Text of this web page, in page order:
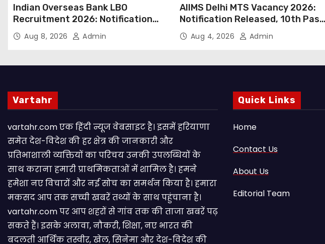
Indian Overseas Bank LBO
Recruitment 2026: Notification
Out for 250 Posts, Apply Online
Aug 8, 2026 Admin
AIIMS Delhi MTS Vacancy 2026:
Notification Released, 10th Pass
Candidates Can Apply Through
Email
Aug 4, 2026 Admin
Vartahr
vartahr.com एक हिंदी न्यूज वेबसाइट है। इसमें हरियाणा
समेत देश-विदेश की हर क्षेत्र की जानकारी और
प्रतिभाशाली व्यक्तियों का परिचय उनकी उपलब्धियों के
साथ कराना हमारी प्राथमिकताओं में शामिल है। हमने
हमेशा नए विचारों और नई सोच का समर्थन किया है। हमारा
मकसद आप तक सच्ची खबरें तथ्यों के साथ पहुंचाना है।
vartahr.com पर आप शहरों से गांव तक की ताजा खबरें पढ़
सकते हैं। इसके अलावा, नौकरी, शिक्षा, नए भारत की
बदलती आर्थिक तस्वीर, खेल, सिनेमा और देश-विदेश की
Quick Links
Home
Contact Us
About Us
Editorial Team